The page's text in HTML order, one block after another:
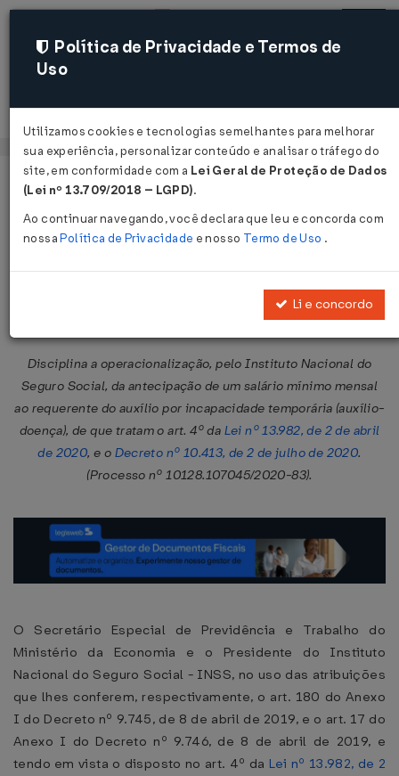
Acessar
Página Inicial Legislações
Portaria Conjunta SEPRT/INSS Nº
Disciplina a operacionalização, pelo Instituto Nacional do
Seguro Social, da antecipação de um salário mínimo mensal
ao requerente do auxílio por incapacidade temporária (auxílio-
doença), de que tratam o art. 4º da Lei nº 13.982, de 2 de abril
de 2020, e o Decreto nº 10.413, de 2 de julho de 2020.
(Processo nº 10128.107045/2020-83).
O Secretário Especial de Previdência e Trabalho do
Ministério da Economia e o Presidente do Instituto
Nacional do Seguro Social - INSS, no uso das atribuições
que lhes conferem, respectivamente, o art. 180 do Anexo
I do Decreto nº 9.745, de 8 de abril de 2019, e o art. 17 do
Anexo I do Decreto nº 9.746, de 8 de abril de 2019, e
tendo em vista o disposto no art. 4º da Lei nº 13.982, de 2
Política de Privacidade e Termos de
Uso
Utilizamos cookies e tecnologias semelhantes para melhorar
sua experiência, personalizar conteúdo e analisar o tráfego do
site, em conformidade com a Lei Geral de Proteção de Dados
(Lei nº 13.709/2018 – LGPD).
Ao continuar navegando, você declara que leu e concorda com
nossaPolítica de Privacidade e nosso Termo de Uso .
Li e concordo